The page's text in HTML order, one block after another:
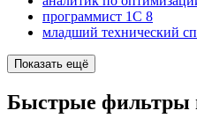
программист 1C 8
младший технический
Показать ещё
Быстрые фильтры